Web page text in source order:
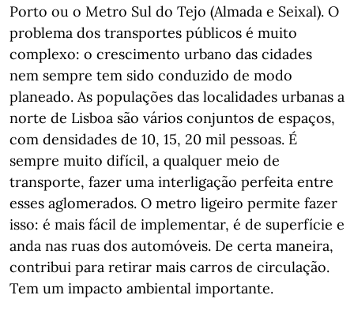
Porto ou o Metro Sul do Tejo (Almada e Seixal). O
problema dos transportes públicos é muito
complexo: o crescimento urbano das cidades
nem sempre tem sido conduzido de modo
planeado. As populações das localidades urbanas a
norte de Lisboa são vários conjuntos de espaços,
com densidades de 10, 15, 20 mil pessoas. É
sempre muito difícil, a qualquer meio de
transporte, fazer uma interligação perfeita entre
esses aglomerados. O metro ligeiro permite fazer
isso: é mais fácil de implementar, é de superfície e
anda nas ruas dos automóveis. De certa maneira,
contribui para retirar mais carros de circulação.
Tem um impacto ambiental importante.